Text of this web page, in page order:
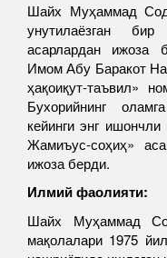
Шайх Муҳаммад
унутилаёзган
асарлардан ижоза
Имом Абу Баракот
ҳақоиқут-таъвил»
Бухорийнинг
кейинги энг
Жамиъус-соҳиҳ»
ижоза берди.
Илмий фаолияти:
Шайх Муҳаммад
мақолалари 1975